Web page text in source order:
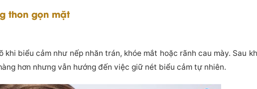
thon gọn mặt
biểu cảm như nếp nhăn trán, khóe mắt hoặc rãnh cau mày. Sau
hơn nhưng vẫn hướng đến việc giữ nét biểu cảm tự nhiên.